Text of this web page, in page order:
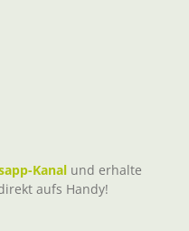
Kanal und erhalte
aufs Handy!